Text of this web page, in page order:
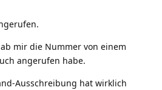
mir die Nummer von einem
angerufen habe.
Ausschreibung hat wirklich